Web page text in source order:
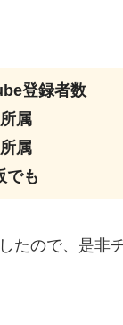
登録者数
属
属
でも
たので、是非